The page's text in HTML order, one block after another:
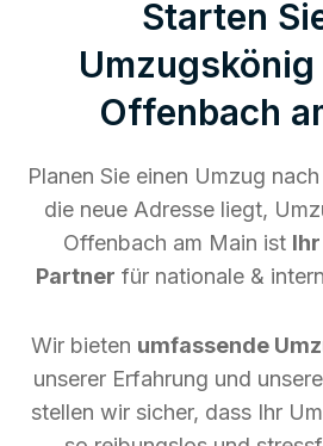
Starten
Offenbach
Planen Sie einen Umzug
die neue Adresse liegt,
Offenbach am Main ist
Partner für nationale &
Wir bieten umfassende
unserer Erfahrung und
stellen wir sicher, dass Ihr